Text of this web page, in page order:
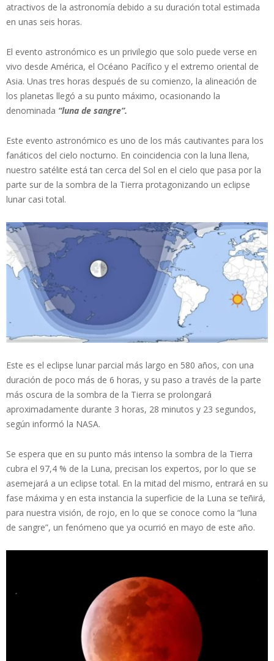
atractivos de la astronomía debido a su duración total estimada
en unas seis horas.
El evento astronómico es un privilegio que solo puede verse en
vivo desde América, el Océano Pacífico y el extremo oriental de
Asia. Unas tres horas después de su comienzo, la alineación de
los planetas llegó a su punto máximo, ocasionando la
denominada “luna de sangre”.
Este evento astronómico es uno de los más cautivantes para los
fanáticos del cielo nocturno. En coincidencia con la luna llena,
nuestro satélite está tan cerca del Sol en el cielo que pasa por la
parte sur de la sombra de la Tierra protagonizando un eclipse
lunar casi total.
Este es el eclipse lunar parcial más largo en 580 años, con una
duración de poco más de 6 horas, y su paso a través de la parte
más oscura de la sombra de la Tierra se prolongará
aproximadamente durante 3 horas, 28 minutos y 23 segundos,
según informó la NASA.
Se espera que en su punto más intenso la sombra de la Tierra
cubra el 97,4 % de la Luna, precisan los expertos, por lo que se
asemejará a un eclipse total. En la mitad del mismo, entrará en su
fase máxima y en esta instancia la superficie de la Luna se teñirá,
para nuestra visión, de rojo, en lo que se conoce como la “luna
de sangre”, un fenómeno que ya ocurrió en mayo de este año.